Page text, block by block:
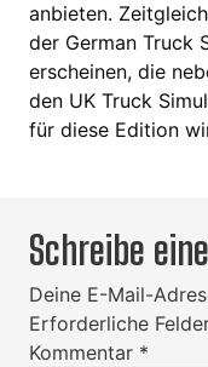
anbieten.
der German Truck
erscheinen, die
den UK Truck
für diese Edition
Schreibe
Deine E-Mail-
Erforderliche
Kommentar *